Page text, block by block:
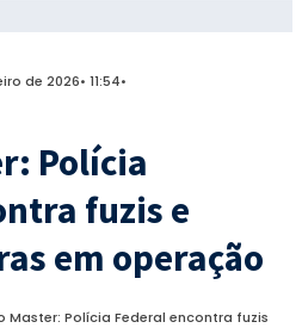
de 2026• 11:54•
Polícia
fuzis e
em operação
Master: Polícia Federal encontra fuzis